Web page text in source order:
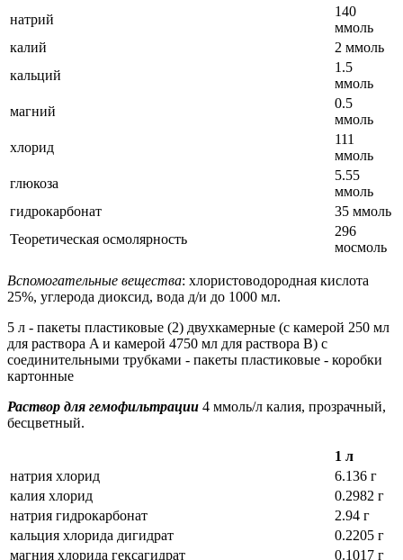
натрий
140
ммоль
калий
2 ммоль
кальций
1.5
ммоль
магний
0.5
ммоль
хлорид
111
ммоль
глюкоза
5.55
ммоль
гидрокарбонат
35 ммоль
Теоретическая осмолярность
296
мосмоль
Вспомогательные вещества: хлористоводородная кислота
25%, углерода диоксид, вода д/и до 1000 мл.
5 л - пакеты пластиковые (2) двухкамерные (с камерой 250 мл
для раствора A и камерой 4750 мл для раствора B) с
соединительными трубками - пакеты пластиковые - коробки
картонные
Раствор для гемофильтрации 4 ммоль/л калия, прозрачный,
бесцветный.
1 л
натрия хлорид
6.136 г
калия хлорид
0.2982 г
натрия гидрокарбонат
2.94 г
кальция хлорида дигидрат
0.2205 г
магния хлорида гексагидрат
0.1017 г